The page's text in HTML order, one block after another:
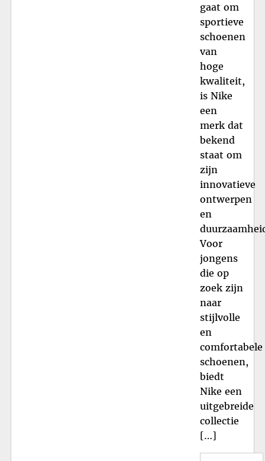
gaat om
sportieve
schoenen
van
hoge
kwaliteit,
is Nike
een
merk dat
bekend
staat om
zijn
innovatieve
ontwerpen
en
Voor
jongens
die op
zoek zijn
naar
stijlvolle
en
comfortabele
schoenen,
biedt
Nike een
uitgebreide
collectie
[…]